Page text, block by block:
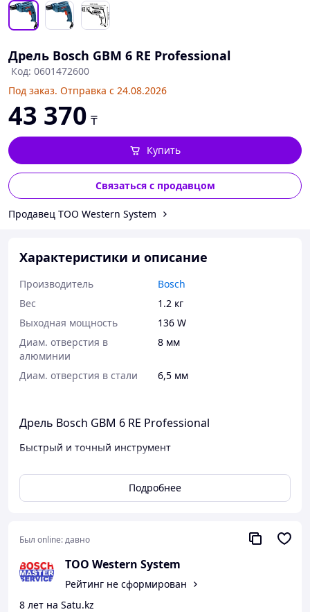
Дрель Bosch GBM 6 RE Professional
Код: 0601472600
Под заказ. Отправка с 24.08.2026
43 370 ₸
Купить
Связаться с продавцом
Продавец ТОО Western System
Характеристики и описание
Производитель
Bosch
Вес
1.2 кг
Выходная мощность
136 W
Диам. отверстия в
алюминии
8 мм
Диам. отверстия в стали 6,5 мм
Дрель Bosch GBM 6 RE Professional
Быстрый и точный инструмент
Электронная система управления для точного
начала сверления
Очень высокое число оборотов (число оборотов
холостого хода 4 000 об/мин) для сверления
отверстий небольшого диаметра
Фиксация сверлильного шпинделя в
подшипнике для обеспечения высокой точности
Подробнее
Был online:давно
ТОО Western System
Рейтинг не сформирован
8 лет на Satu.kz